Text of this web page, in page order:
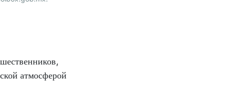
атмосферой